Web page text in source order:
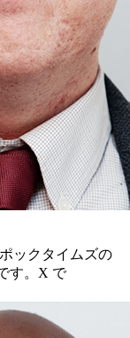
ックタイムズの
す。X で